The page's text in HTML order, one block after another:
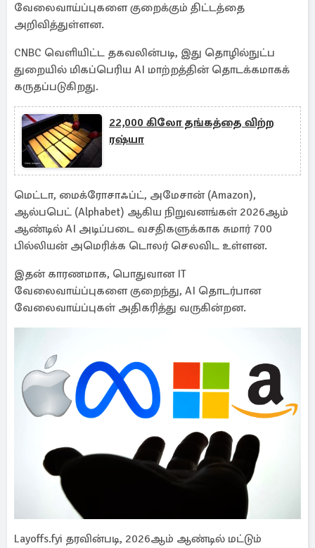
வேலைவாய்ப்புகளை குறைக்கும் திட்டத்தை
அறிவித்துள்ளன.
CNBC வெளியிட்ட தகவலின்படி, இது தொழில்நுட்ப
துறையில் மிகப்பெரிய AI மாற்றத்தின் தொடக்கமாகக்
கருதப்படுகிறது.
22,000 கிலோ தங்கத்தை விற்ற
ரஷ்யா
மெட்டா, மைக்ரோசாஃப்ட், அமேசான் (Amazon),
ஆல்பபெட் (Alphabet) ஆகிய நிறுவனங்கள் 2026ஆம்
ஆண்டில் AI அடிப்படை வசதிகளுக்காக சுமார் 700
பில்லியன் அமெரிக்க டொலர் செலவிட உள்ளன.
இதன் காரணமாக, பொதுவான IT
வேலைவாய்ப்புகளை குறைந்து, AI தொடர்பான
வேலைவாய்ப்புகள் அதிகரித்து வருகின்றன.
Layoffs.fyi தரவின்படி, 2026ஆம் ஆண்டில் மட்டும்